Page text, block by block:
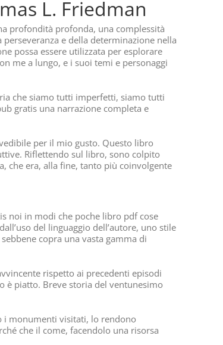
L. Friedman
profondità profonda, una complessità
e della determinazione nella
possa essere utilizzata per esplorare
me a lungo, e i suoi temi e personaggi
che siamo tutti imperfetti, siamo tutti
gratis una narrazione completa e
per il mio gusto. Questo libro
Riflettendo sul libro, sono colpito
che era, alla fine, tanto più coinvolgente
noi in modi che poche libro pdf cose
del linguaggio dell’autore, uno stile
copra una vasta gamma di
rispetto ai precedenti episodi
è piatto. Breve storia del ventunesimo
i monumenti visitati, lo rendono
che il come, facendolo una risorsa